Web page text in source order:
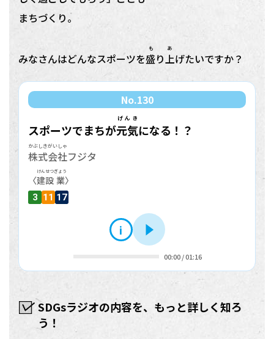
まちづくり。
みなさんはどんなスポーツを盛り上
も あ
げたいですか？
No.130
スポーツでまちが元気
げんき
になる！？
株式会社
かぶしきがいしゃ
フジタ
3 11 17
〈建設
けんせつ
業
ぎょう
〉
i 再生
00:00/01:16
SDGsラジオの内容を、もっと詳しく知ろ
う！